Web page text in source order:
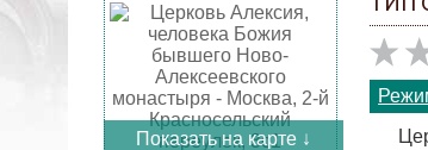
Показать на карте ↓